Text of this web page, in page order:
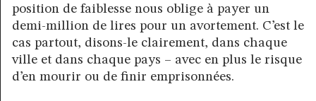
position de faiblesse nous oblige à payer un
demi-million de lires pour un avortement. C’est le
cas partout, disons-le clairement, dans chaque
ville et dans chaque pays – avec en plus le risque
d’en mourir ou de finir emprisonnées.